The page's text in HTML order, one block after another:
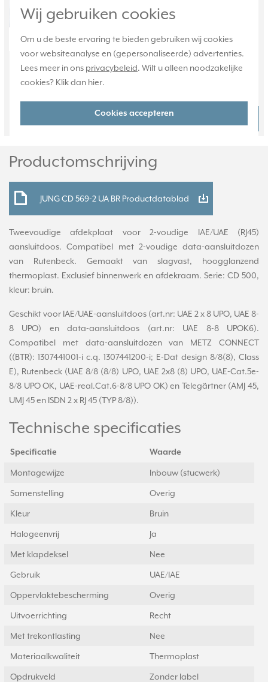
Wij gebruiken cookies
Om u de beste ervaring te bieden gebruiken wij cookies
voor websiteanalyse en (gepersonaliseerde) advertenties.
Lees meer in ons privacybeleid. Wilt u alleen noodzakelijke
cookies? Klik dan hier.
Cookies accepteren
Het ondersteunt snelheden tot 16
MHz. Meer informatie »
Verwachte levertijd:
1-2 weken
Huidige voorraad:
32,95 +
-
Productomschrijving
JUNG CD 569-2 UA BR Productdatablad
Tweevoudige afdekplaat voor 2-voudige IAE/UAE (RJ45)
aansluitdoos. Compatibel met 2-voudige data-aansluitdozen
van Rutenbeck. Gemaakt van slagvast, hoogglanzend
thermoplast. Exclusief binnenwerk en afdekraam. Serie: CD 500,
kleur: bruin.
Geschikt voor IAE/UAE-aansluitdoos (art.nr: UAE 2 x 8 UPO, UAE 8-
8 UPO) en data-aansluitdoos (art.nr: UAE 8-8 UPOK6).
Compatibel met data-aansluitdozen van METZ CONNECT
((BTR): 1307441001-i c.q. 1307441200-i; E-Dat design 8/8(8), Class
E), Rutenbeck (UAE 8/8 (8/8) UPO, UAE 2x8 (8) UPO, UAE-Cat.5e-
8/8 UPO OK, UAE-real.Cat.6-8/8 UPO OK) en Telegärtner (AMJ 45,
UMJ 45 en ISDN 2 x RJ 45 (TYP 8/8)).
Technische specificaties
Specificatie Waarde
Montagewijze Inbouw (stucwerk)
Samenstelling Overig
Kleur Bruin
Halogeenvrij Ja
Met klapdeksel Nee
Gebruik UAE/IAE
Oppervlaktebescherming Overig
Uitvoerrichting Recht
Met trekontlasting Nee
Materiaalkwaliteit Thermoplast
Opdrukveld Zonder label